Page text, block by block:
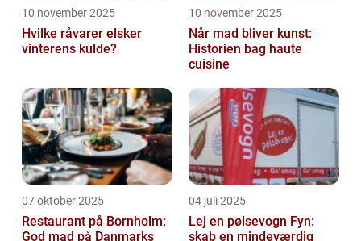
10 november 2025
Hvilke råvarer elsker
vinterens kulde?
10 november 2025
Når mad bliver kunst:
Historien bag haute
cuisine
07 oktober 2025
Restaurant på Bornholm:
God mad på Danmarks
04 juli 2025
Lej en pølsevogn Fyn:
skab en mindeværdig